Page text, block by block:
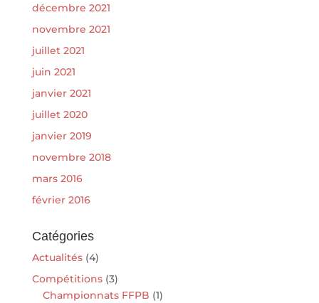
décembre 2021
novembre 2021
juillet 2021
juin 2021
janvier 2021
juillet 2020
janvier 2019
novembre 2018
mars 2016
février 2016
Catégories
Actualités(4)
Compétitions(3)
Championnats FFPB (1)